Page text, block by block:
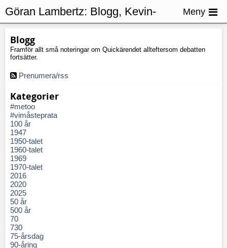
Blogg
Framför allt små noteringar om Quickärendet allteftersom debatten
fortsätter.
Prenumera/rss
Kategorier
#metoo
#vimåsteprata
100 år
1947
1950-talet
1960-talet
1969
1970-talet
2016
2020
2025
50 år
500 år
70
730
75-årsdag
90-åring
Göran Lambertz: Blogg, Kevin-
fallet
Meny